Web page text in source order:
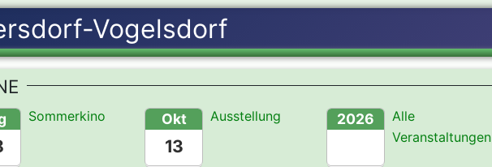
Sommerkino Okt
13
Ausstellung 2026
Alle
Veranstaltungen